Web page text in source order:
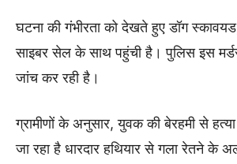
घटना की गंभीरता को देखते हुए डॉग
साइबर सेल के साथ पहुंची है। पुलिस इस
जांच कर रही है।
ग्रामीणों के अनुसार, युवक की बेरहमी से
जा रहा है धारदार हथियार से गला रेतने के